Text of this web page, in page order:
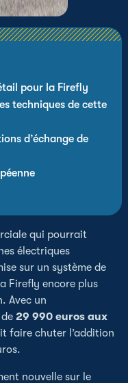
pour la Firefly
techniques de cette
d’échange de
qui pourrait
électriques
sur un système de
Firefly encore plus
Avec un
29 990 euros aux
faire chuter l’addition
nouvelle sur le